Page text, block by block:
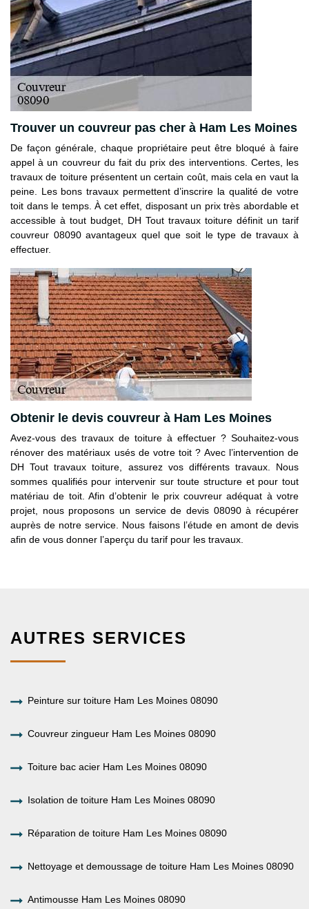
Trouver un couvreur pas cher à Ham Les Moines
De façon générale, chaque propriétaire peut être bloqué à faire
appel à un couvreur du fait du prix des interventions. Certes, les
travaux de toiture présentent un certain coût, mais cela en vaut la
peine. Les bons travaux permettent d’inscrire la qualité de votre
toit dans le temps. À cet effet, disposant un prix très abordable et
accessible à tout budget, DH Tout travaux toiture définit un tarif
couvreur 08090 avantageux quel que soit le type de travaux à
effectuer.
Obtenir le devis couvreur à Ham Les Moines
Avez-vous des travaux de toiture à effectuer ? Souhaitez-vous
rénover des matériaux usés de votre toit ? Avec l’intervention de
DH Tout travaux toiture, assurez vos différents travaux. Nous
sommes qualifiés pour intervenir sur toute structure et pour tout
matériau de toit. Afin d’obtenir le prix couvreur adéquat à votre
projet, nous proposons un service de devis 08090 à récupérer
auprès de notre service. Nous faisons l’étude en amont de devis
afin de vous donner l’aperçu du tarif pour les travaux.
AUTRES SERVICES
Peinture sur toiture Ham Les Moines 08090
Couvreur zingueur Ham Les Moines 08090
Toiture bac acier Ham Les Moines 08090
Isolation de toiture Ham Les Moines 08090
Réparation de toiture Ham Les Moines 08090
Nettoyage et demoussage de toiture Ham Les Moines 08090
Antimousse Ham Les Moines 08090